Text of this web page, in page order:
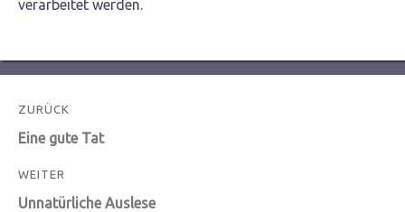
verarbeitet werden.
Beitragsnavigation
ZURÜCK
Vorheriger
Eine gute Tat
WEITER
Nächster
Unnatürliche Auslese